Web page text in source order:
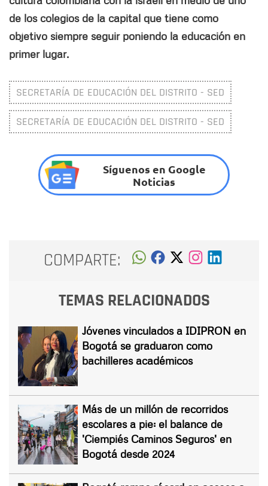
de los colegios de la capital que tiene como
objetivo siempre seguir poniendo la educación en
primer lugar.
SECRETARÍA DE EDUCACIÓN DEL DISTRITO - SED
SECRETARÍA DE EDUCACIÓN DEL DISTRITO - SED
Síguenos en Google
Noticias
COMPARTE:
TEMAS RELACIONADOS
Jóvenes vinculados a IDIPRON en
Bogotá se graduaron como
bachilleres académicos
Más de un millón de recorridos
escolares a pie: el balance de
'Ciempiés Caminos Seguros' en
Bogotá desde 2024